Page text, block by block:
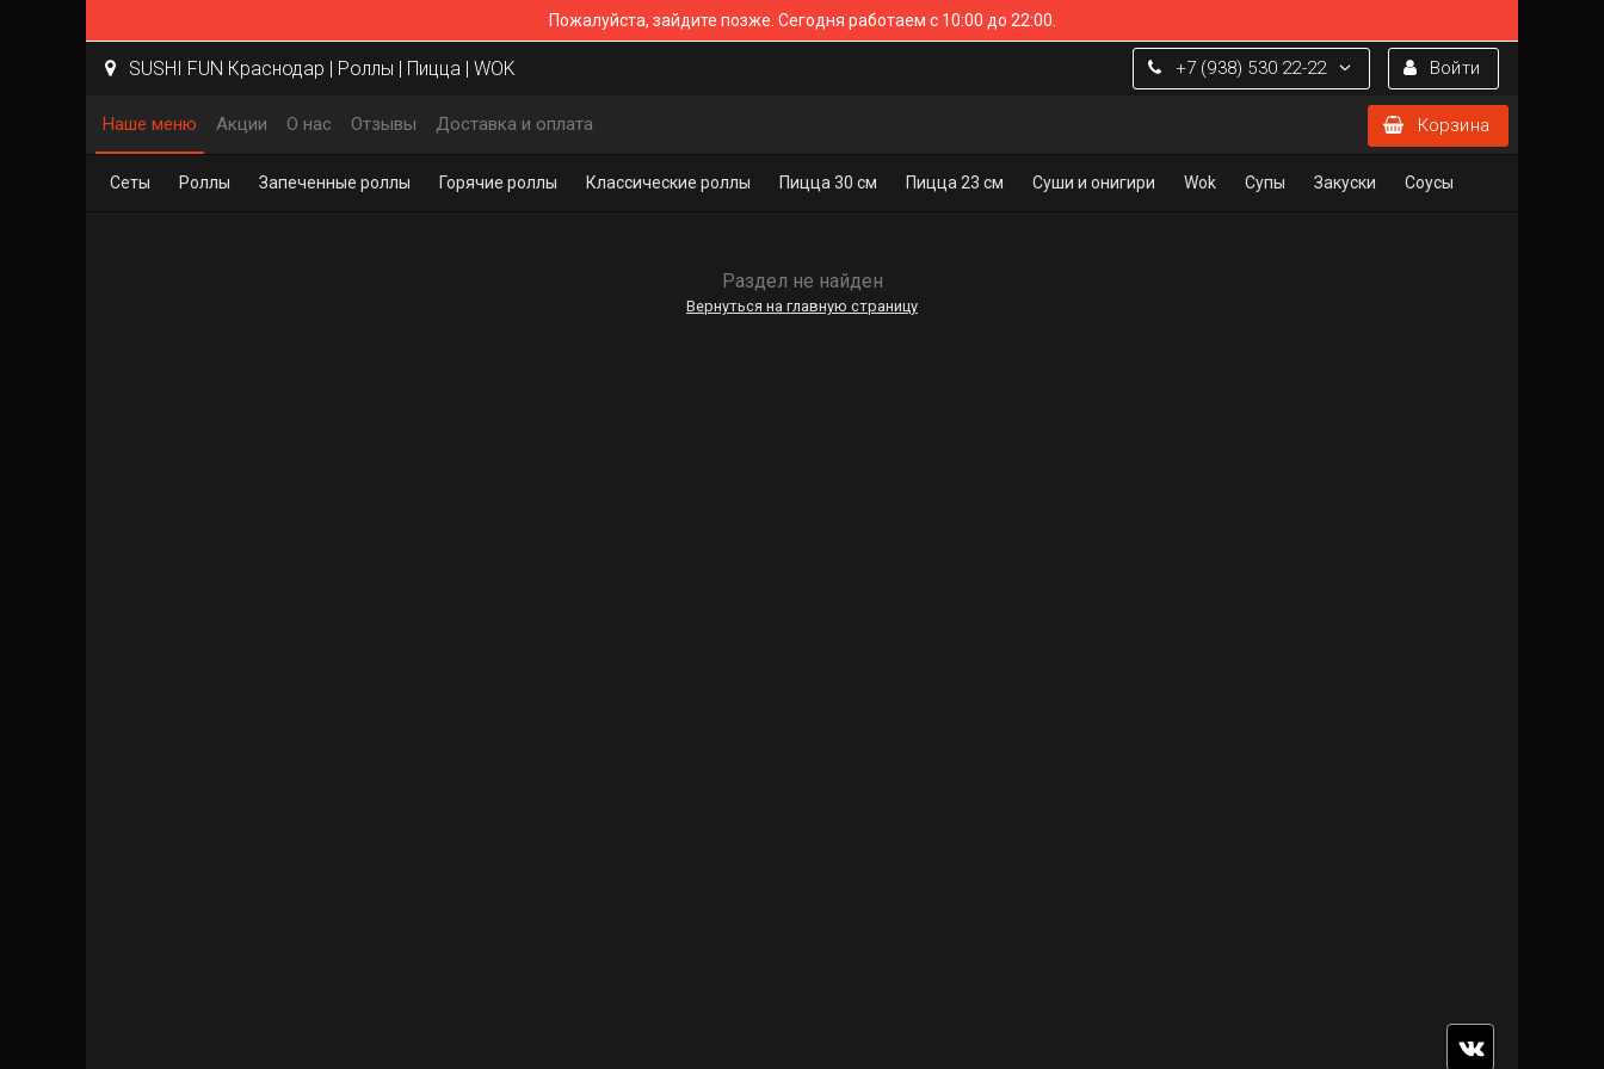
Пожалуйста, зайдите позже. Сегодня работаем с 10:00 до 22:00.
Войти
+7 (938) 530 22-22
SUSHI FUN Краснодар | Роллы | Пицца | WOK
Корзина
Наше меню Акции О нас Отзывы Доставка и оплата
Сеты Роллы Запеченные роллы Горячие роллы Классические роллы Пицца 30 см Пицца 23 см Суши и онигири Wok Супы Закуски Соусы
Раздел не найден
Вернуться на главную страницу